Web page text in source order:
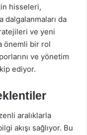
hisseleri,
dalgalanmaları da
ve yeni
önemli bir rol
ve yönetim
ediyor.
aralıklarla
akışı sağlıyor. Bu